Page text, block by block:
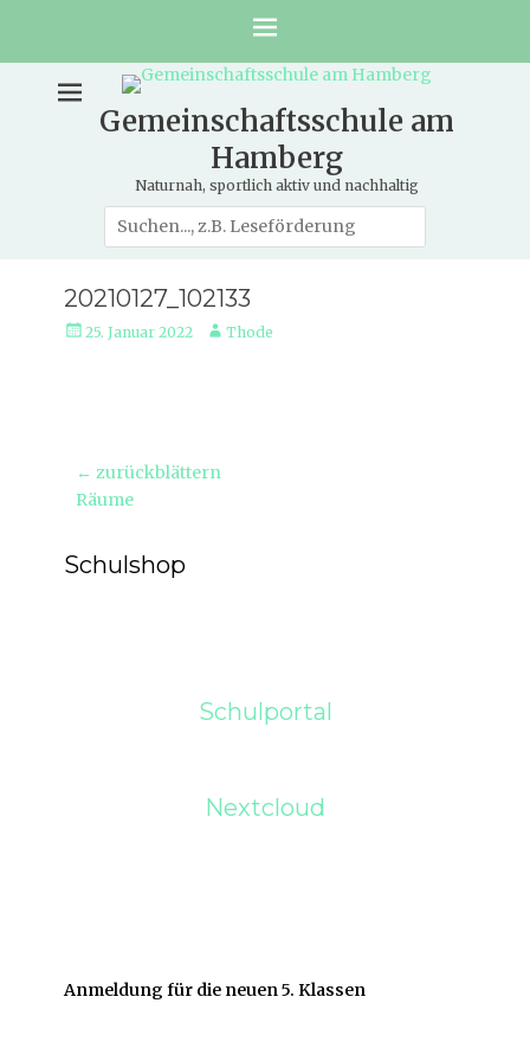
Gemeinschaftsschule am
Hamberg
Naturnah, sportlich aktiv und nachhaltig
Suche
nach:
20210127_102133
Veröffentlicht
25. Januar 2022 AutorThode
Beitragsnavigation
← zurückblättern
Vorheriger
Räume
Schulshop
Schulportal
Nextcloud
Anmeldung für die neuen 5. Klassen